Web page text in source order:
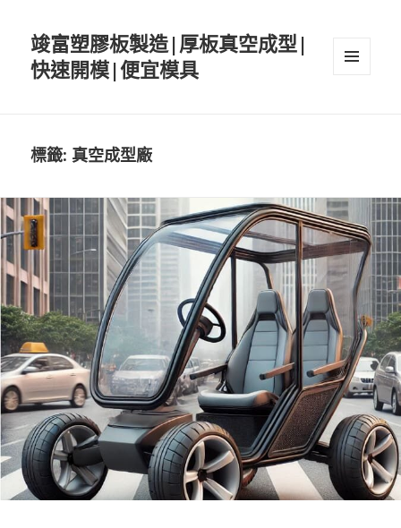
竣富塑膠板製造|厚板真空成型|
快速開模|便宜模具
標籤: 真空成型廠